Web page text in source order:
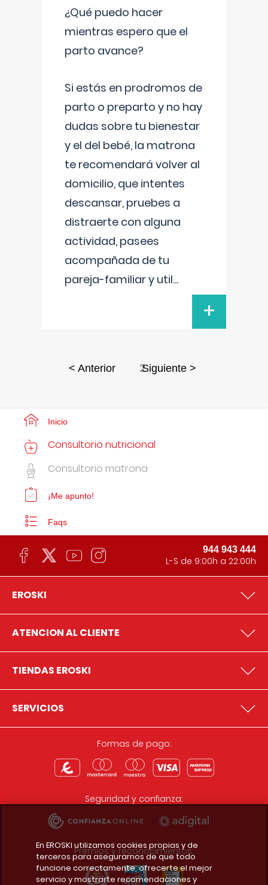
¿Qué puedo hacer
mientras espero que el
parto avance?
Si estás en prodromos de
parto o preparto y no hay
dudas sobre tu bienestar
y el del bebé, la matrona
te recomendará volver al
domicilio, que intentes
descansar, pruebes a
distraerte con alguna
actividad, pasees
acompañada de tu
pareja-familiar y util...
+
< Anterior 2Siguiente >
Inicio
Consultorio nutricional
Consultorio matrona
¡Me apunto!
Faqs
944 943 444
L-S de 9:00h a 22:00h
EROSKI
ATENCION AL CLIENTE
TIENDAS EROSKI
SERVICIOS
Formas de pago:
Seguridad y confianza:
Premios y reconocimientos:
En EROSKI utilizamos cookies propias y de
terceros para asegurarnos de que todo
funcione correctamente, ofrecerte el mejor
servicio y mostrarte recomendaciones y